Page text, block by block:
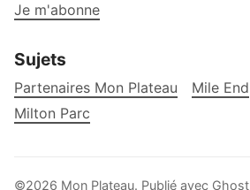
Je m'abonne
Sujets
Partenaires Mon Plateau Mile End
Milton Parc
©2026 Mon Plateau. Publié avec Ghost